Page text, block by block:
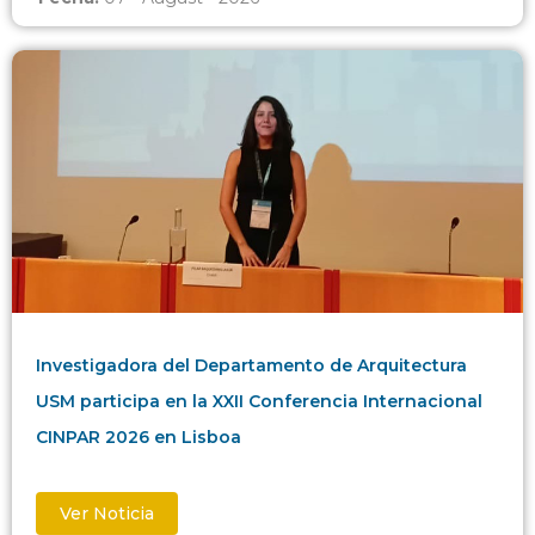
Investigadora del Departamento de Arquitectura
USM participa en la XXII Conferencia Internacional
CINPAR 2026 en Lisboa
Ver Noticia